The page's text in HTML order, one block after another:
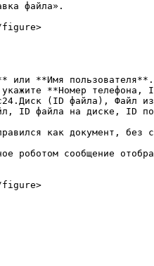
файла».
figure>
или **Имя пользователя**.
**Номер
(ID файла), Файл из
ID файла на диске, ID
как документ, без
сообщение
figure>